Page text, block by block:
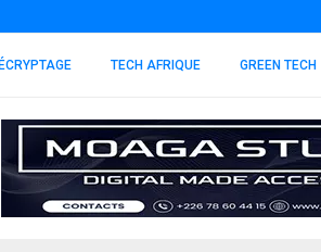
TECH AFRIQUE GREEN TECH